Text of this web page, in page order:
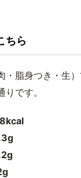
ちら
・脂身つき・生
です。